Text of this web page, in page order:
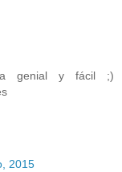
genial y fácil ;)
2015